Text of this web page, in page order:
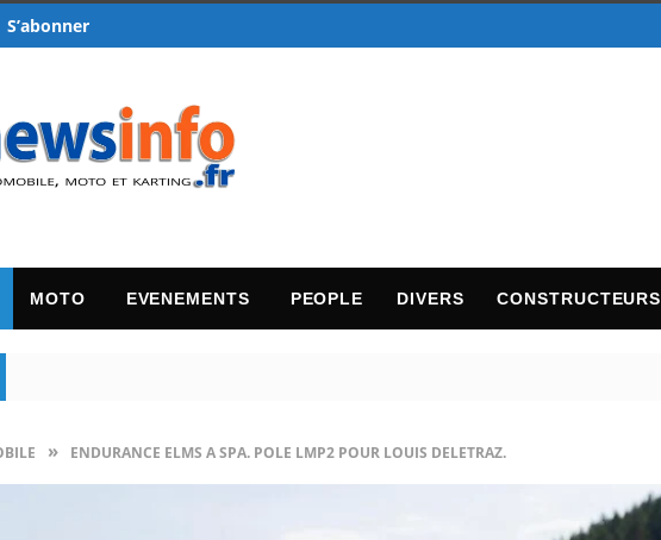
S’abonner
MOTO EVENEMENTS PEOPLE DIVERS CONSTRUCTEURS
» ENDURANCE ELMS A SPA. POLE LMP2 POUR LOUIS DELETRAZ.